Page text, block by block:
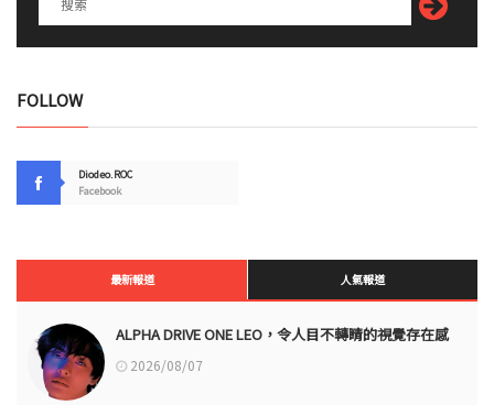
FOLLOW
Diodeo.ROC
Facebook
最新報道 人氣報道
ALPHA DRIVE ONE LEO，令人目不轉睛的視覺存在感
2026/08/07